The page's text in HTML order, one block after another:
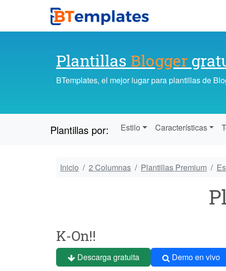
Plantillas Blogger
BTemplates, el mejor lugar para plantillas de
Plantillas por: Estilo Características
Inicio 2 Columnas Plantillas Premium
K-On!!
Descarga gratuita Demo en vivo